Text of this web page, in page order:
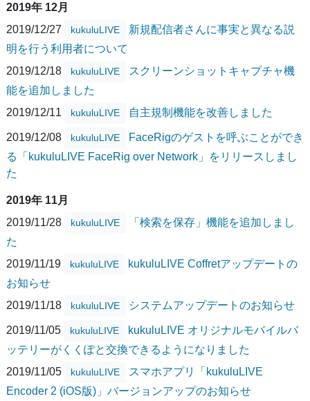
2019年 12月
2019/12/27
kukuluLIVE
新規配信者さんに事実と異なる説
明を行う利用者について
2019/12/18
kukuluLIVE
スクリーンショットキャプチャ機
能を追加しました
2019/12/11
kukuluLIVE 自主規制機能を改善しました
2019/12/08 kukuluLIVE
FaceRigのゲストを呼ぶことができ
る「kukuluLIVE FaceRig over Network」をリリースしまし
た
2019年 11月
2019/11/28
kukuluLIVE
「検索を保存」機能を追加しまし
た
2019/11/19
kukuluLIVE
kukuluLIVE Coffretアップデートの
お知らせ
2019/11/18
kukuluLIVE システムアップデートのお知らせ
2019/11/05 kukuluLIVE
kukuluLIVE オリジナルモバイルバ
ッテリーがくくぽと交換できるようになりました
2019/11/05
kukuluLIVE
スマホアプリ「kukuluLIVE
Encoder 2 (iOS版)」バージョンアップのお知らせ